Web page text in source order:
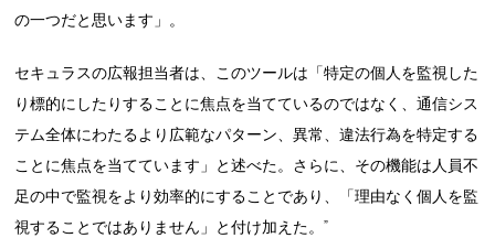
の一つだと思います」。
セキュラスの広報担当者は、このツールは「特定の個人を監視した
り標的にしたりすることに焦点を当てているのではなく、通信シス
テム全体にわたるより広範なパターン、異常、違法行為を特定する
ことに焦点を当てています」と述べた。さらに、その機能は人員不
足の中で監視をより効率的にすることであり、「理由なく個人を監
視することではありません」と付け加えた。”